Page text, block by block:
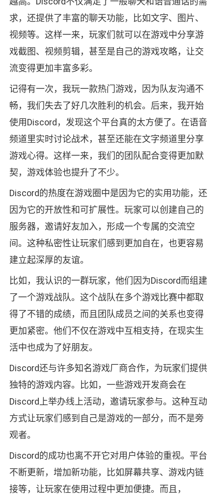
求，还提供了丰富的聊天功能，比如文字、图片、
视频等。这样一来，玩家们就可以在游戏中分享游
戏截图、视频剪辑，甚至是自己的游戏攻略，让交
流变得更加丰富多彩。
记得有一次，我玩一款热门游戏，因为队友沟通不
畅，我们失去了好几次胜利的机会。后来，我开始
使用Discord，发现这个平台真的太方便了。在语音
频道里实时讨论战术，甚至还能在文字频道里分享
游戏心得。这样一来，我们的团队配合变得更加默
契，游戏体验也提升了不少。
Discord的热度在游戏圈中是因为它的实用功能，还
因为它的开放性和可扩展性。玩家可以创建自己的
服务器，邀请好友加入，形成一个专属的交流空
间。这种私密性让玩家们感到更加自在，也更容易
建立起深厚的友谊。
比如，我认识的一群玩家，他们因为Discord而组建
了一个游戏战队。这个战队在多个游戏比赛中都取
得了不错的成绩，而且团队成员之间的关系也变得
更加紧密。他们不仅在游戏中互相支持，在现实生
活中也成为了好朋友。
Discord还与许多知名游戏厂商合作，为玩家们提供
独特的游戏内容。比如，一些游戏开发商会在
Discord上举办线上活动，邀请玩家参与。这种互动
方式让玩家们感到自己是游戏的一部分，而不是旁
观者。
Discord的成功也离不开它对用户体验的重视。平台
不断更新，增加新功能，比如屏幕共享、游戏内链
接等，让玩家在使用过程中更加便捷。而且，